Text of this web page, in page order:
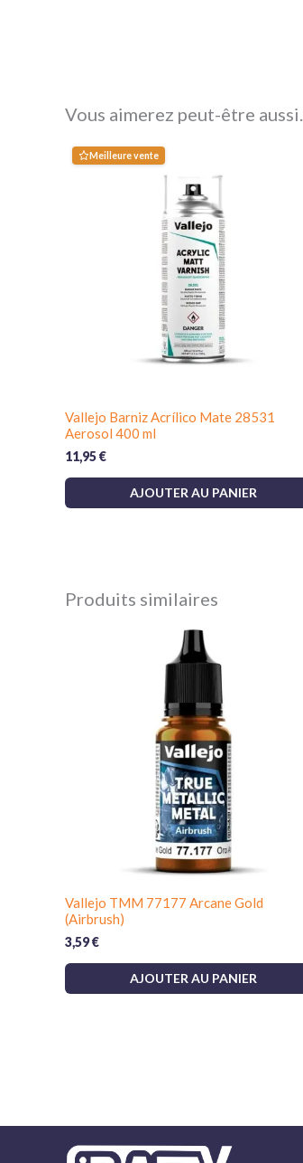
Vous aimerez peut-être aussi…
Meilleure vente
Vallejo Barniz Acrílico Mate 28531
Aerosol 400 ml
11,95€
AJOUTER AU PANIER
Produits similaires
Vallejo TMM 77177 Arcane Gold
(Airbrush)
3,59€
AJOUTER AU PANIER